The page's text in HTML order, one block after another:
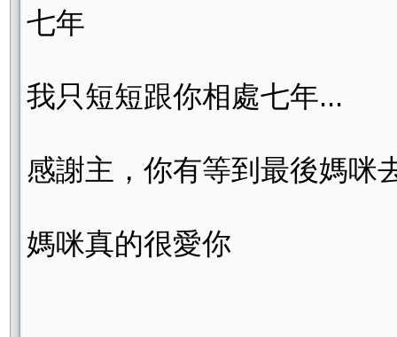
七年
我只短短跟你相處七年...
感謝主，你有等到最後媽咪
媽咪真的很愛你